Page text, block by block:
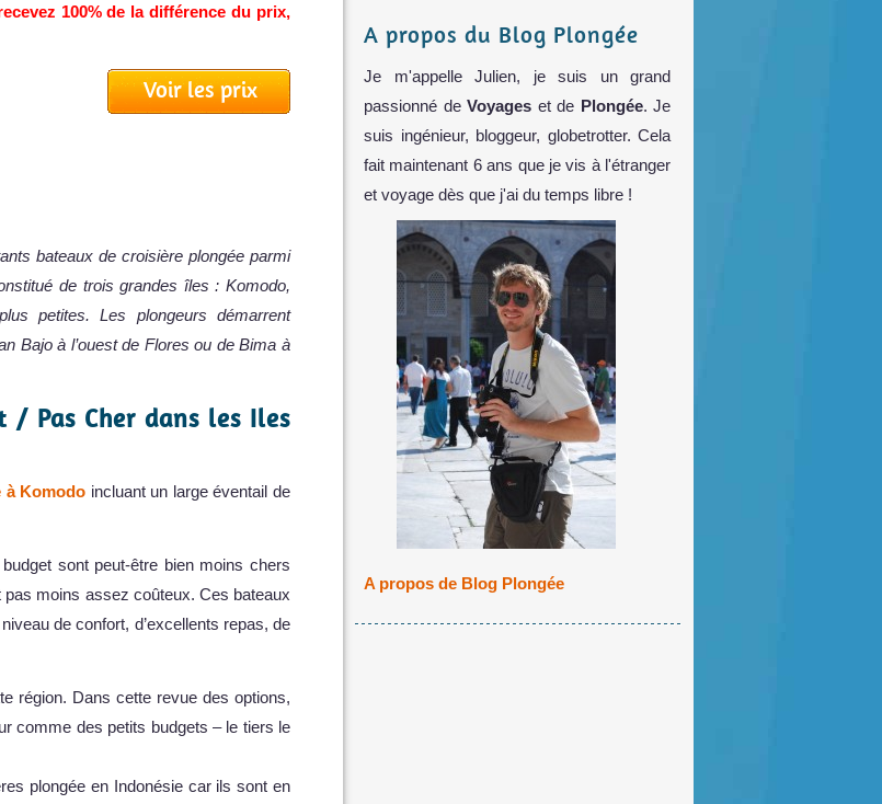
100% de la différence du prix,
Voir les prix
bateaux de croisière plongée parmi
de trois grandes îles : Komodo,
petites. Les plongeurs démarrent
Bajo à l’ouest de Flores ou de Bima à
Pas Cher dans les Iles
à Komodo incluant un large éventail de
sont peut-être bien moins chers
pas moins assez coûteux. Ces bateaux
de confort, d’excellents repas, de
région. Dans cette revue des options,
comme des petits budgets – le tiers le
plongée en Indonésie car ils sont en
A propos du Blog Plongée
Je m'appelle Julien, je suis un grand
passionné de Voyages et de Plongée. Je
suis ingénieur, bloggeur, globetrotter. Cela
fait maintenant 6 ans que je vis à l'étranger
et voyage dès que j'ai du temps libre !
A propos de Blog Plongée